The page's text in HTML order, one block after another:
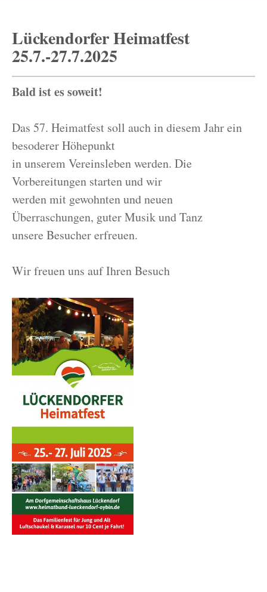
Lückendorfer Heimatfest
25.7.-27.7.2025
Bald ist es soweit!
Das 57. Heimatfest soll auch in diesem Jahr ein
besoderer Höhepunkt
in unserem Vereinsleben werden. Die
Vorbereitungen starten und wir
werden mit gewohnten und neuen
Überraschungen, guter Musik und Tanz
unsere Besucher erfreuen.
Wir freuen uns auf Ihren Besuch